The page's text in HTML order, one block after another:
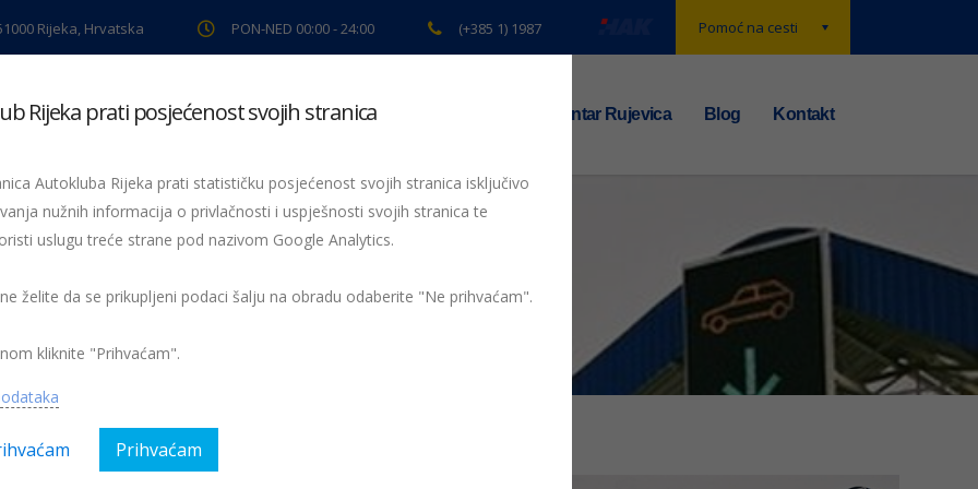
Pomoć na cesti
Rijeka, Hrvatska PON-NED 00:00 - 24:00 (+385 1) 1987
pregled Pomoć na cesti Servis Preventiva TS centar Rujevica Blog Kontakt
Sve manje vozimo hrvatskim autocestama naplatne
Rijeka prati posjećenost svojih stranica
Autokluba Rijeka prati statističku posjećenost svojih stranica isključivo
nužnih informacija o privlačnosti i uspješnosti svojih stranica te
uslugu treće strane pod nazivom Google Analytics.
želite da se prikupljeni podaci šalju na obradu odaberite "Ne prihvaćam".
kliknite "Prihvaćam".
Prihvaćam